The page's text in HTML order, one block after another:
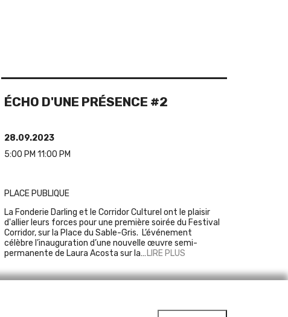
ÉCHO D'UNE PRÉSENCE #2
28.09.2023
5:00 PM 11:00 PM
PLACE PUBLIQUE
La Fonderie Darling et le Corridor Culturel ont le plaisir
d'allier leurs forces pour une première soirée du Festival
Corridor, sur la Place du Sable-Gris. L’événement
célèbre l’inauguration d’une nouvelle œuvre semi-
permanente de Laura Acosta sur la… LIRE PLUS